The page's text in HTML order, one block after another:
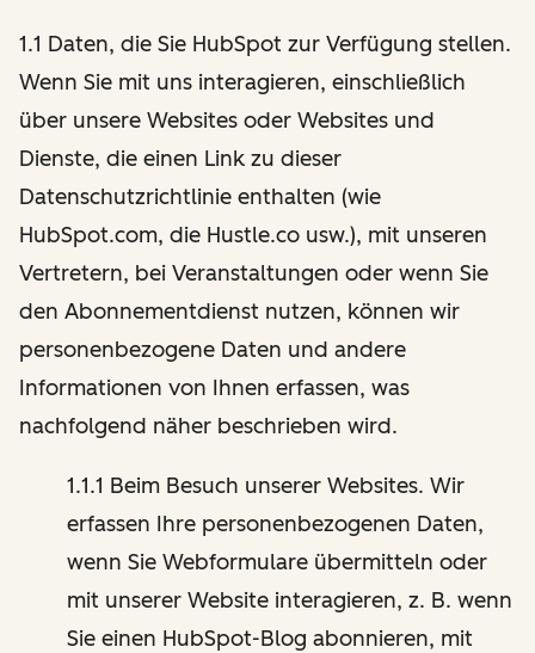
1.1 Daten, die Sie HubSpot zur Verfügung stellen.
Wenn Sie mit uns interagieren, einschließlich
über unsere Websites oder Websites und
Dienste, die einen Link zu dieser
Datenschutzrichtlinie enthalten (wie
HubSpot.com, die Hustle.co usw.), mit unseren
Vertretern, bei Veranstaltungen oder wenn Sie
den Abonnementdienst nutzen, können wir
personenbezogene Daten und andere
Informationen von Ihnen erfassen, was
nachfolgend näher beschrieben wird.
1.1.1 Beim Besuch unserer Websites. Wir
erfassen Ihre personenbezogenen Daten,
wenn Sie Webformulare übermitteln oder
mit unserer Website interagieren, z. B. wenn
Sie einen HubSpot-Blog abonnieren, mit